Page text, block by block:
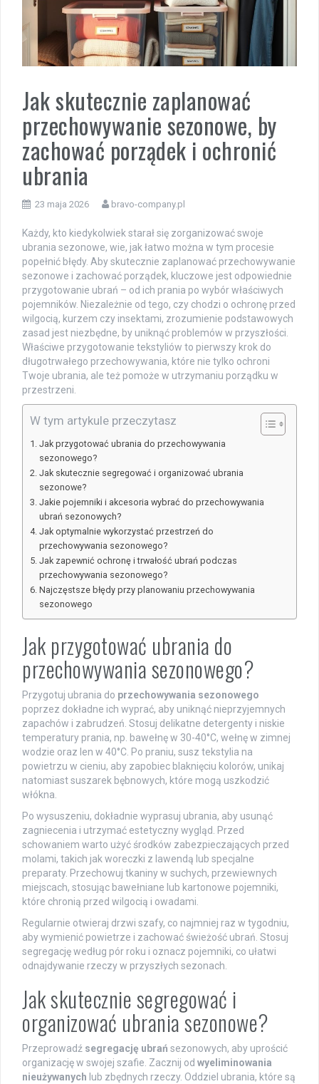
Jak skutecznie zaplanować
przechowywanie sezonowe, by
zachować porządek i ochronić
ubrania
23 maja 2026 bravo-company.pl
Każdy, kto kiedykolwiek starał się zorganizować swoje
ubrania sezonowe, wie, jak łatwo można w tym procesie
popełnić błędy. Aby skutecznie zaplanować przechowywanie
sezonowe i zachować porządek, kluczowe jest odpowiednie
przygotowanie ubrań – od ich prania po wybór właściwych
pojemników. Niezależnie od tego, czy chodzi o ochronę przed
wilgocią, kurzem czy insektami, zrozumienie podstawowych
zasad jest niezbędne, by uniknąć problemów w przyszłości.
Właściwe przygotowanie tekstyliów to pierwszy krok do
długotrwałego przechowywania, które nie tylko ochroni
Twoje ubrania, ale też pomoże w utrzymaniu porządku w
przestrzeni.
W tym artykule przeczytasz
Jak przygotować ubrania do przechowywania
sezonowego?
Jak skutecznie segregować i organizować ubrania
sezonowe?
Jakie pojemniki i akcesoria wybrać do przechowywania
ubrań sezonowych?
Jak optymalnie wykorzystać przestrzeń do
przechowywania sezonowego?
Jak zapewnić ochronę i trwałość ubrań podczas
przechowywania sezonowego?
Najczęstsze błędy przy planowaniu przechowywania
sezonowego
Jak przygotować ubrania do
przechowywania sezonowego?
Przygotuj ubrania do przechowywania sezonowego
poprzez dokładne ich wyprać, aby uniknąć nieprzyjemnych
zapachów i zabrudzeń. Stosuj delikatne detergenty i niskie
temperatury prania, np. bawełnę w 30-40°C, wełnę w zimnej
wodzie oraz len w 40°C. Po praniu, susz tekstylia na
powietrzu w cieniu, aby zapobiec blaknięciu kolorów, unikaj
natomiast suszarek bębnowych, które mogą uszkodzić
włókna.
Po wysuszeniu, dokładnie wyprasuj ubrania, aby usunąć
zagniecenia i utrzymać estetyczny wygląd. Przed
schowaniem warto użyć środków zabezpieczających przed
molami, takich jak woreczki z lawendą lub specjalne
preparaty. Przechowuj tkaniny w suchych, przewiewnych
miejscach, stosując bawełniane lub kartonowe pojemniki,
które chronią przed wilgocią i owadami.
Regularnie otwieraj drzwi szafy, co najmniej raz w tygodniu,
aby wymienić powietrze i zachować świeżość ubrań. Stosuj
segregację według pór roku i oznacz pojemniki, co ułatwi
odnajdywanie rzeczy w przyszłych sezonach.
Jak skutecznie segregować i
organizować ubrania sezonowe?
Przeprowadź segregację ubrań sezonowych, aby uprościć
organizację w swojej szafie. Zacznij od wyeliminowania
nieużywanych lub zbędnych rzeczy. Oddziel ubrania, które są